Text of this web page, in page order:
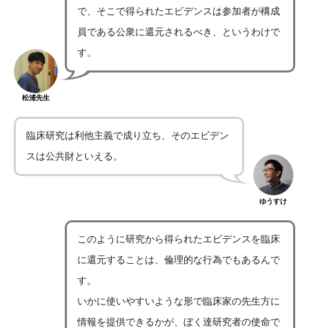
松浦先生
で、そこで得られたエビデンスは参加者が構成
員である公衆に還元されるべき、というわけで
す。
臨床研究は利他主義で成り立ち、そのエビデン
スは公共財といえる。
ゆうすけ
このように研究から得られたエビデンスを臨床
に還元することは、倫理的な行為でもあるんで
す。
いかに使いやすいような形で臨床家の先生方に
情報を提供できるかが、ぼく達研究者の使命で